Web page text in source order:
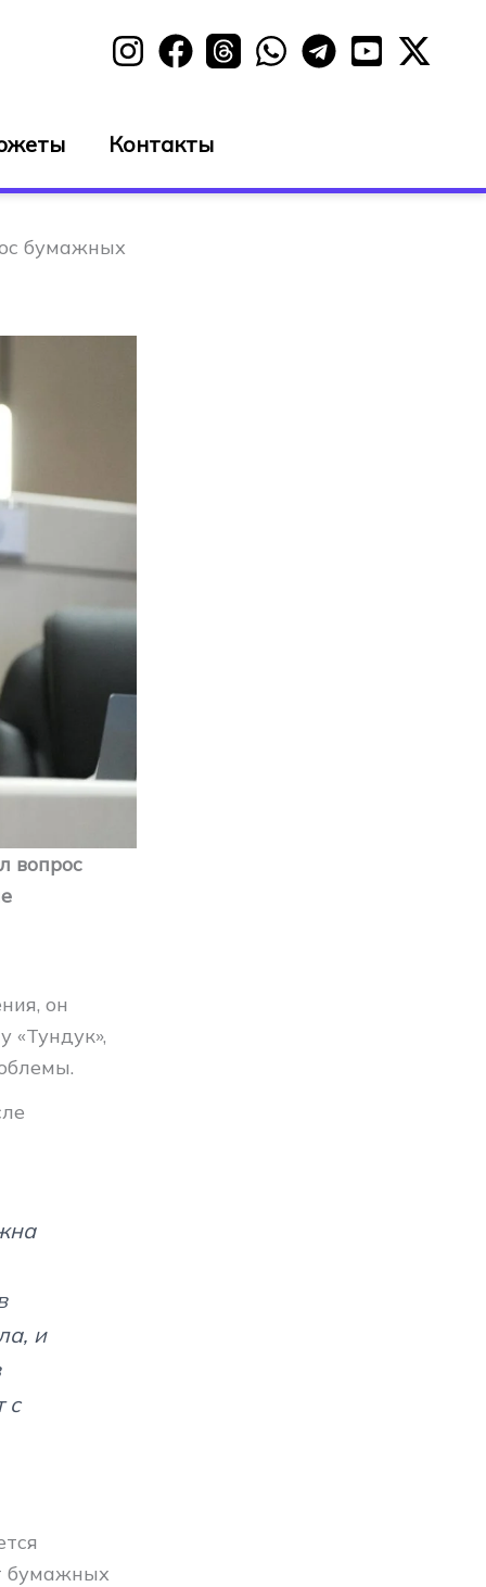
Контакты
бумажных
вопрос
он
«Тундук»,
и
с
бумажных